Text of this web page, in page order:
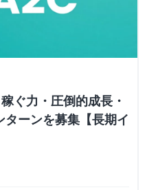
ぐ力・圧倒的成長・
ーンを募集【長期イ